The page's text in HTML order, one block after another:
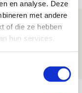
en analyse. Deze
met andere
of die ze hebben
hun services.
over PEC